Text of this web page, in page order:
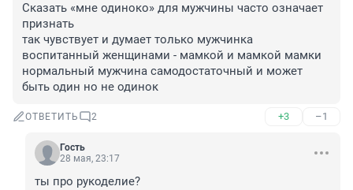
Сказать «мне одиноко» для мужчины часто означает
признать
так чувствует и думает только мужчинка
воспитанный женщинами - мамкой и мамкой мамки
нормальный мужчина самодостаточный и может
быть один но не одинок
ОТВЕТИТЬ 2 +3 –1
Гость
28 мая, 23:17
ты про рукоделие?